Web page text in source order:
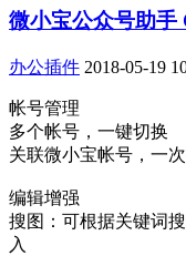
微小宝公众号助手
办公插件 2018-05-19
帐号管理
多个帐号，一键切换
关联微小宝帐号，一
编辑增强
搜图：可根据关键词
入